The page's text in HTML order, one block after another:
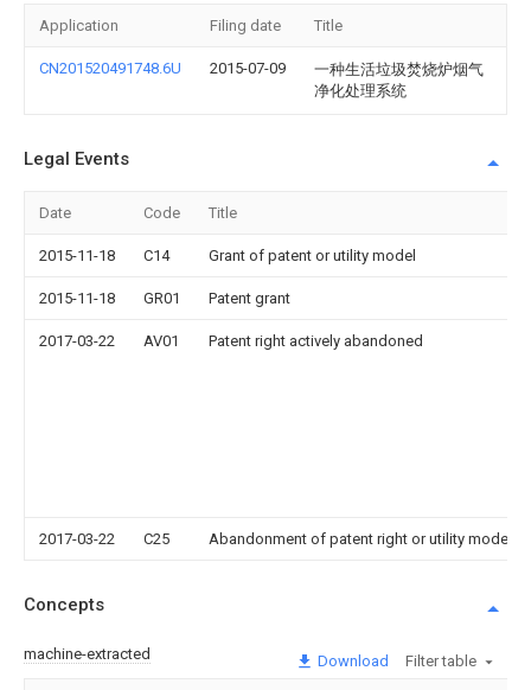
Application Filing date Title
CN201520491748.6U 2015-07-09
一种生活垃圾焚烧炉烟气
净化处理系统
Legal Events
Date Code Title
2015-11-18 C14 Grant of patent or utility model
2015-11-18 GR01 Patent grant
2017-03-22 AV01 Patent right actively abandoned
2017-03-22 C25 Abandonment of patent right or utility model
Concepts
machine-extracted Download Filter table